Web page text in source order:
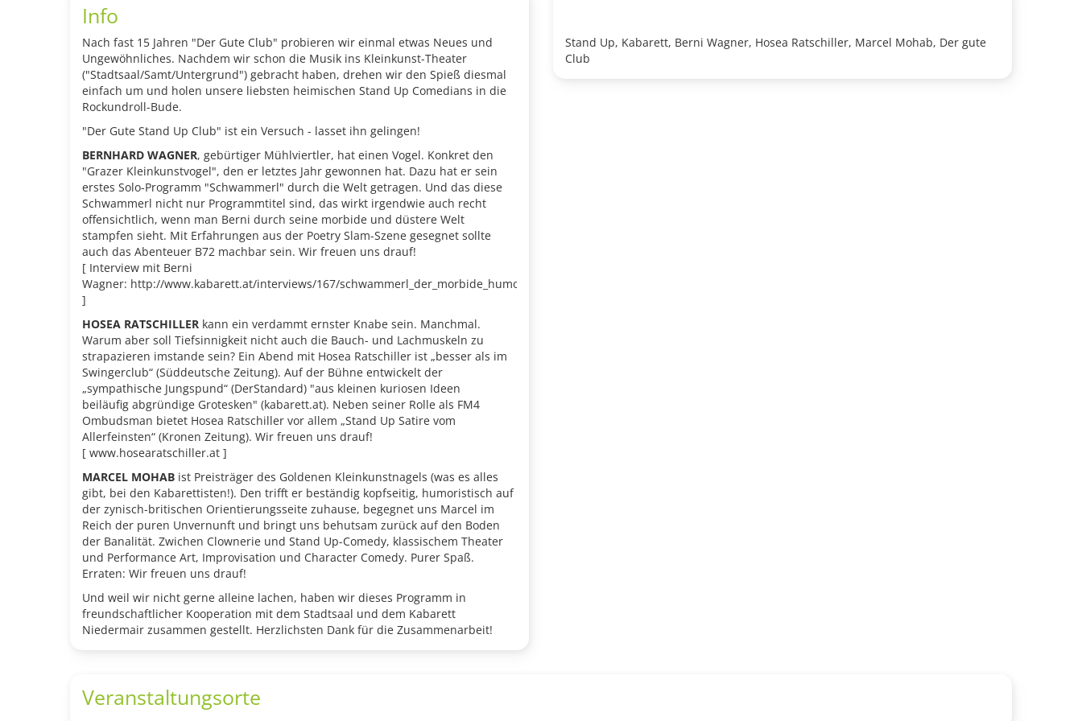
Info
Nach fast 15 Jahren "Der Gute Club" probieren wir einmal etwas Neues und
Ungewöhnliches. Nachdem wir schon die Musik ins Kleinkunst-Theater
("Stadtsaal/Samt/Untergrund") gebracht haben, drehen wir den Spieß diesmal
einfach um und holen unsere liebsten heimischen Stand Up Comedians in die
Rockundroll-Bude.
"Der Gute Stand Up Club" ist ein Versuch - lasset ihn gelingen!
BERNHARD WAGNER, gebürtiger Mühlviertler, hat einen Vogel. Konkret den
"Grazer Kleinkunstvogel", den er letztes Jahr gewonnen hat. Dazu hat er sein
erstes Solo-Programm "Schwammerl" durch die Welt getragen. Und das diese
Schwammerl nicht nur Programmtitel sind, das wirkt irgendwie auch recht
offensichtlich, wenn man Berni durch seine morbide und düstere Welt
stampfen sieht. Mit Erfahrungen aus der Poetry Slam-Szene gesegnet sollte
auch das Abenteuer B72 machbar sein. Wir freuen uns drauf!
[ Interview mit Berni
Wagner: http://www.kabarett.at/interviews/167/schwammerl_der_morbide_humor_des_bernhard_wagner.html
]
HOSEA RATSCHILLER kann ein verdammt ernster Knabe sein. Manchmal.
Warum aber soll Tiefsinnigkeit nicht auch die Bauch- und Lachmuskeln zu
strapazieren imstande sein? Ein Abend mit Hosea Ratschiller ist „besser als im
Swingerclub“ (Süddeutsche Zeitung). Auf der Bühne entwickelt der
„sympathische Jungspund“ (DerStandard) "aus kleinen kuriosen Ideen
beiläufig abgründige Grotesken" (kabarett.at). Neben seiner Rolle als FM4
Ombudsman bietet Hosea Ratschiller vor allem „Stand Up Satire vom
Allerfeinsten“ (Kronen Zeitung). Wir freuen uns drauf!
[ www.hosearatschiller.at ]
MARCEL MOHAB ist Preisträger des Goldenen Kleinkunstnagels (was es alles
gibt, bei den Kabarettisten!). Den trifft er beständig kopfseitig, humoristisch auf
der zynisch-britischen Orientierungsseite zuhause, begegnet uns Marcel im
Reich der puren Unvernunft und bringt uns behutsam zurück auf den Boden
der Banalität. Zwichen Clownerie und Stand Up-Comedy, klassischem Theater
und Performance Art, Improvisation und Character Comedy. Purer Spaß.
Erraten: Wir freuen uns drauf!
Und weil wir nicht gerne alleine lachen, haben wir dieses Programm in
freundschaftlicher Kooperation mit dem Stadtsaal und dem Kabarett
Niedermair zusammen gestellt. Herzlichsten Dank für die Zusammenarbeit!
Stand Up, Kabarett, Berni Wagner, Hosea Ratschiller, Marcel Mohab, Der gute
Club
Veranstaltungsorte